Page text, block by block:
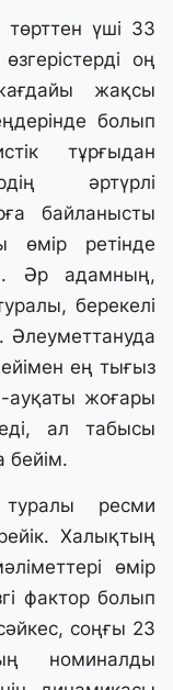
үші 33
оң
жақсы
болып
тұрғыдан
әртүрлі
байланысты
өмір ретінде
Әр адамның,
берекелі
Әлеуметтануда
ең тығыз
ауқаты жоғары
ал табысы
бейім.
ресми
Халықтың
өмір
фактор болып
соңғы 23
номиналды